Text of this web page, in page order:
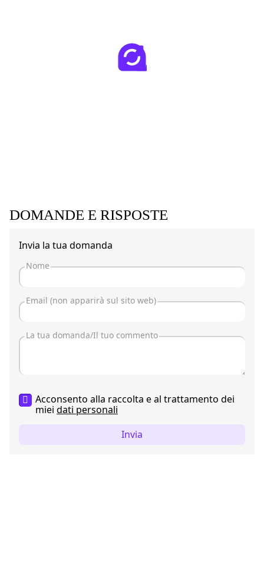
DOMANDE E RISPOSTE
Invia la tua domanda
Acconsento alla raccolta e al trattamento dei
miei dati personali
Invia